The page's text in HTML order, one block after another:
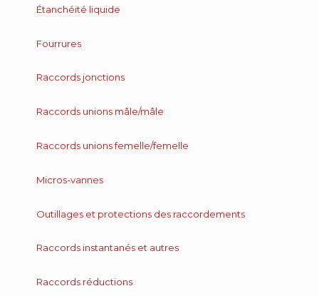
Étanchéité liquide
Fourrures
Raccords jonctions
Raccords unions mâle/mâle
Raccords unions femelle/femelle
Micros-vannes
Outillages et protections des raccordements
Raccords instantanés et autres
Raccords réductions